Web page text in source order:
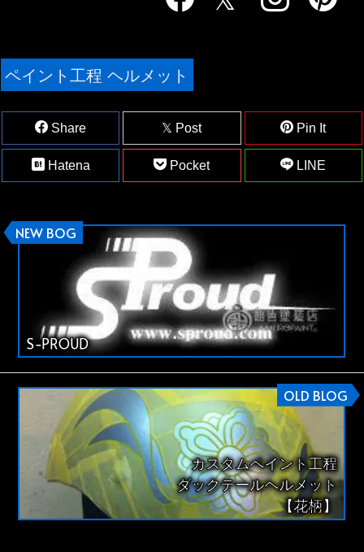
ペイント工程 ヘルメット
Share Post Pin It
Hatena Pocket LINE
NEW BOG
S-PROUD
OLD BLOG
カスタムペイント工程
ダックテールヘルメット
【花柄】